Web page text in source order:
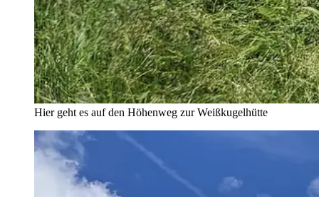
Hier geht es auf den Höhenweg zur Weißkugelhütte